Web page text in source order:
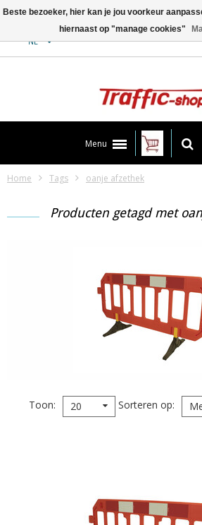
NL
Menu
Home Tags oanje afzethek
Producten getagd met
Toon 20 Sorteren op
Beste bezoeker, hier kan je jou voorkeur
hiernaast op "manage cookies"